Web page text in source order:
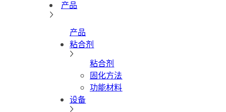
产品
产品
粘合剂
粘合剂
固化方法
功能材料
设备